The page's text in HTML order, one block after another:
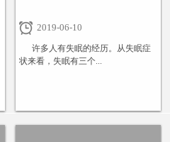
2019-06-10
许多人有失眠的经历。从失眠症
状来看，失眠有三个...
+